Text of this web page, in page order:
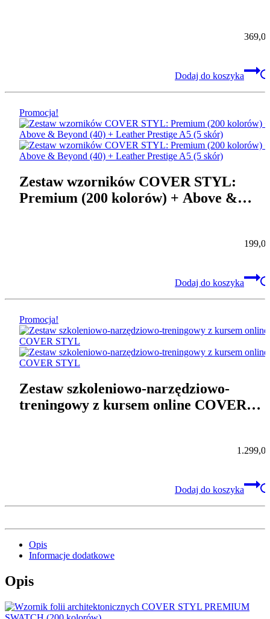
Dodaj do koszyka
Promocja!
Zestaw wzorników COVER STYL:
Premium (200 kolorów) + Above &
Dodaj do koszyka
Promocja!
Zestaw szkoleniowo-narzędziowo-
treningowy z kursem online COVER
Dodaj do koszyka
Opis
Informacje dodatkowe
Opis